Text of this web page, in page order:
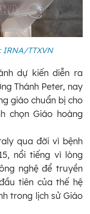
IRNA/TTXVN
dự kiến diễn ra
Thánh Peter, nay
giáo chuẩn bị cho
chọn Giáo hoàng
qua đời vì bệnh
nổi tiếng vì lòng
nghệ để truyền
tiên của thế hệ
trong lịch sử Giáo